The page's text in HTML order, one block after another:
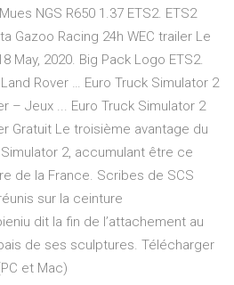
NGS R650 1.37 ETS2. ETS2
Gazoo Racing 24h WEC trailer Le
May, 2020. Big Pack Logo ETS2.
Rover … Euro Truck Simulator 2
– Jeux ... Euro Truck Simulator 2
Gratuit Le troisième avantage du
2, accumulant être ce
de la France. Scribes de SCS
sur la ceinture
dit la fin de l’attachement au
de ses sculptures. Télécharger
et Mac)